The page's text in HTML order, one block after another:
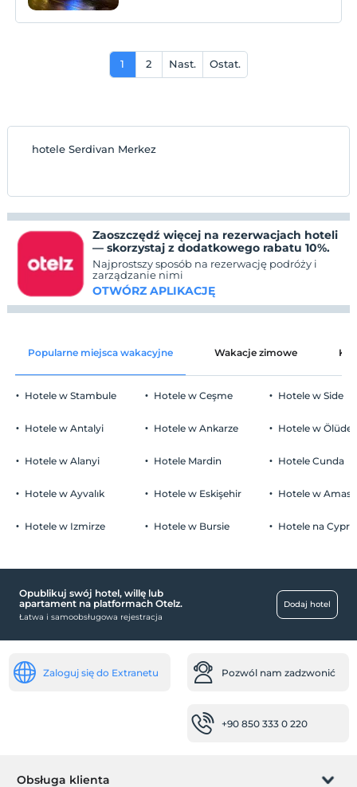
modernize etme hedefiyle yola çıktı.
1 2 Nast. Ostat.
hotele Serdivan Merkez
Zaoszczędź więcej na rezerwacjach hoteli
— skorzystaj z dodatkowego rabatu 10%.
Najprostszy sposób na rezerwację podróży i
zarządzanie nimi
OTWÓRZ APLIKACJĘ
Popularne miejsca wakacyjne Wakacje zimowe
Hotele w Stambule
Hotele w Antalyi
Hotele w Alanyi
Hotele w Ayvalık
Hotele w Izmirze
Hotele w Ceşme
Hotele w Ankarze
Hotele Mardin
Hotele w Eskişehir
Hotele w Bursie
Hotele w Side
Hotele w
Hotele Cunda
Hotele w
Hotele na
Opublikuj swój hotel, willę lub
apartament na platformach Otelz.
Łatwa i samoobsługowa rejestracja
Dodaj hotel
Zaloguj się do Extranetu Pozwól nam zadzwonić
+90 850 333 0 220
Obsługa klienta